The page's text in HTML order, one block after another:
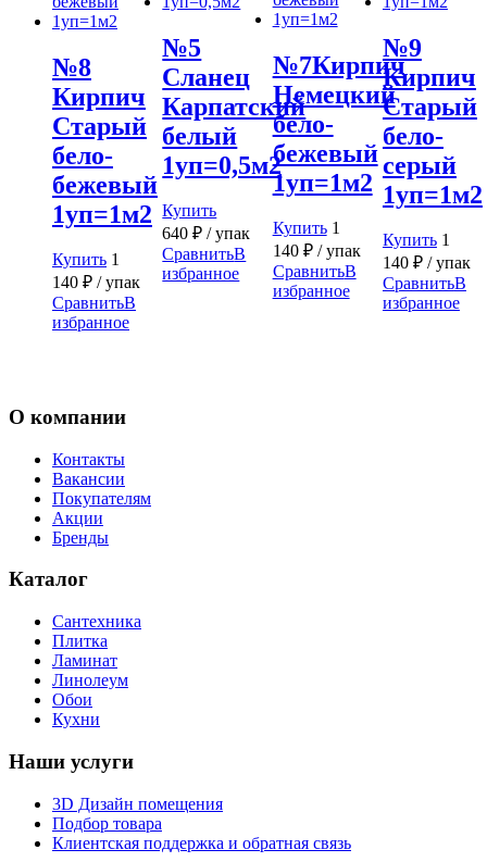
№8
Кирпич
Старый
бело-
бежевый
1уп=1м2
Купить 1
140 ₽ / упак
СравнитьВ
избранное
№5
Сланец
Карпатский
белый
1уп=0,5м2
Купить
640₽ / упак
СравнитьВ
избранное
№7Кирпич
Немецкий
бело-
бежевый
1уп=1м2
Купить 1
140 ₽/ упак
СравнитьВ
избранное
№9
Кирпич
Старый
бело-
серый
1уп=1м2
Купить 1
140 ₽/ упак
СравнитьВ
избранное
О компании
Контакты
Вакансии
Покупателям
Акции
Бренды
Каталог
Сантехника
Плитка
Ламинат
Линолеум
Обои
Кухни
Наши услуги
3D Дизайн помещения
Подбор товара
Клиентская поддержка и обратная связь